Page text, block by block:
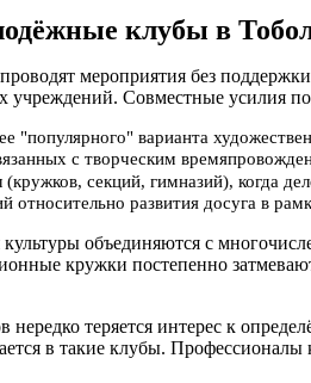
клубы в
проводят мероприятия без
учреждений. Совместные усилия
"популярного" варианта
с творческим
секций, гимназий), когда
относительно развития досуга в
объединяются с
кружки постепенно
нередко теряется интерес к
в такие клубы.